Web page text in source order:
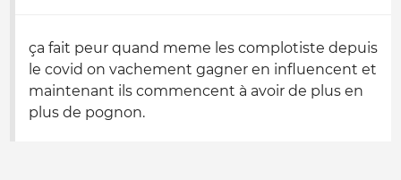
ça fait peur quand meme les complotiste depuis
le covid on vachement gagner en influencent et
maintenant ils commencent à avoir de plus en
plus de pognon.